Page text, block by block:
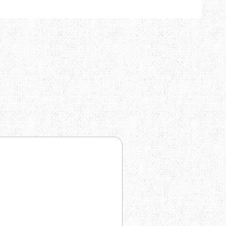
TRAVEL EXTREME
VOXX